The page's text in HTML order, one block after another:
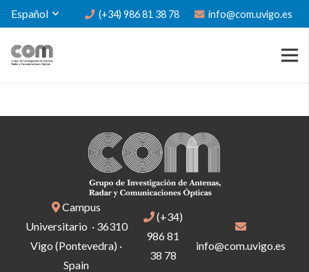
Español (+34) 986 81 38 78 info@com.uvigo.es
Campus
Universitario · 36310
Vigo (Pontevedra) ·
Spain
(+34)
986 81
38 78
info@com.uvigo.es